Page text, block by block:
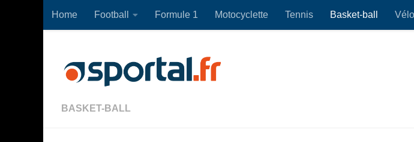
Skip to content
Home Football Formule 1 Motocyclette Tennis Basket-ball Vélo
BASKET-BALL